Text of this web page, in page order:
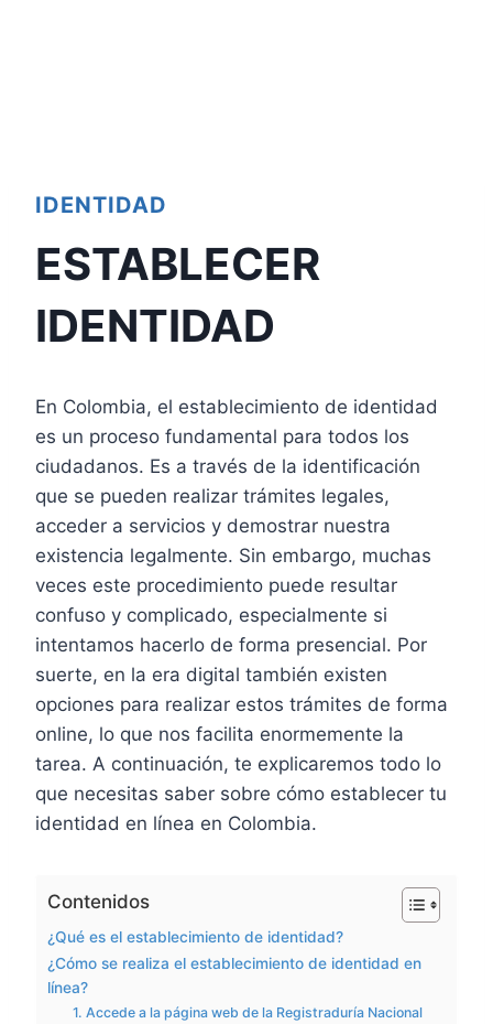
IDENTIDAD
ESTABLECER
IDENTIDAD
En Colombia, el establecimiento de identidad
es un proceso fundamental para todos los
ciudadanos. Es a través de la identificación
que se pueden realizar trámites legales,
acceder a servicios y demostrar nuestra
existencia legalmente. Sin embargo, muchas
veces este procedimiento puede resultar
confuso y complicado, especialmente si
intentamos hacerlo de forma presencial. Por
suerte, en la era digital también existen
opciones para realizar estos trámites de forma
online, lo que nos facilita enormemente la
tarea. A continuación, te explicaremos todo lo
que necesitas saber sobre cómo establecer tu
identidad en línea en Colombia.
Contenidos
¿Qué es el establecimiento de identidad?
¿Cómo se realiza el establecimiento de identidad en
línea?
1. Accede a la página web de la Registraduría Nacional